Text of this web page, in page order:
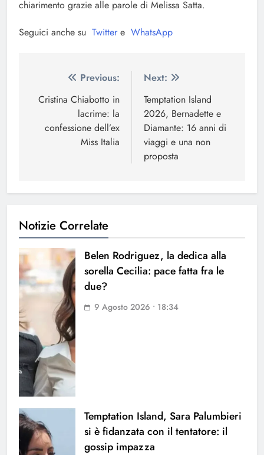
chiarimento grazie alle parole di Melissa Satta.
Seguici anche su Twitter e WhatsApp
Navigazione
articoli
Previous:
Cristina Chiabotto in
lacrime: la
confessione dell’ex
Miss Italia
Next:
Temptation Island
2026, Bernadette e
Diamante: 16 anni di
viaggi e una non
proposta
Notizie Correlate
Belen Rodriguez, la dedica alla
sorella Cecilia: pace fatta fra le
due?
9 Agosto 2026 • 18:34
Temptation Island, Sara Palumbieri
si è fidanzata con il tentatore: il
gossip impazza